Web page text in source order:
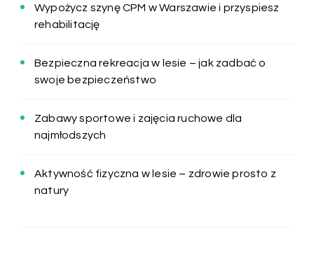
Wypożycz szynę CPM w Warszawie i przyspiesz
rehabilitację
Bezpieczna rekreacja w lesie – jak zadbać o
swoje bezpieczeństwo
Zabawy sportowe i zajęcia ruchowe dla
najmłodszych
Aktywność fizyczna w lesie – zdrowie prosto z
natury